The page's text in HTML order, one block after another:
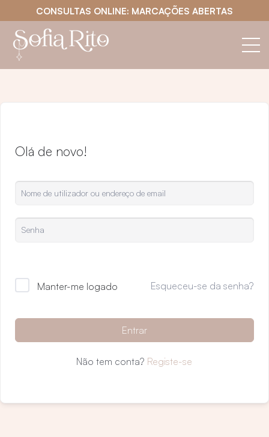
CONSULTAS ONLINE: MARCAÇÕES ABERTAS
Olá de novo!
Manter-me logado Esqueceu-se da senha?
Entrar
Não tem conta? Registe-se